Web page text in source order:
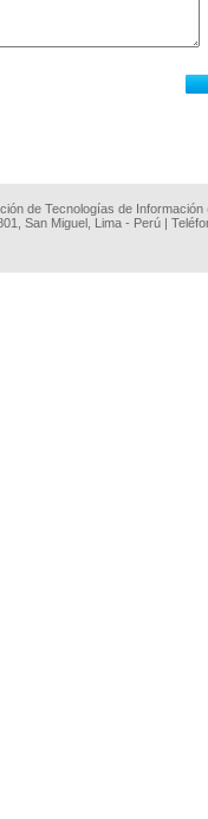
de Tecnologías de
San Miguel, Lima - Perú |